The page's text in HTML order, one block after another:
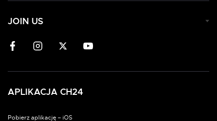
JOIN US
APLIKACJA CH24
Pobierz aplikację – iOS